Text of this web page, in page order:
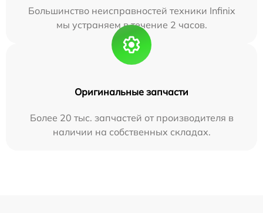
Большинство неисправностей техники Infinix
мы устраняем в течение 2 часов.
Оригинальные запчасти
Более 20 тыс. запчастей от производителя в
наличии на собственных складах.